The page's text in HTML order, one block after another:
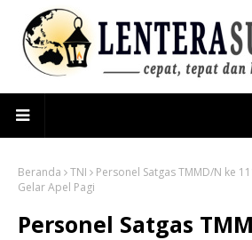
Beranda TNI
Personel Satgas TMMD/N ke
Gelar Apel Pagi
Personel Satgas